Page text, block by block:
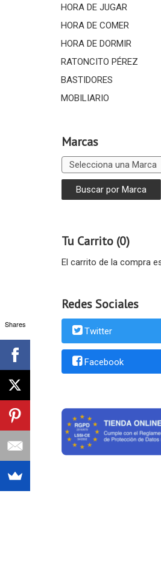
HORA DE JUGAR
HORA DE COMER
HORA DE DORMIR
RATONCITO PÉREZ
BASTIDORES
MOBILIARIO
Marcas
Tu Carrito (0)
El carrito de la compra
Redes Sociales
Twitter
Facebook
Shares